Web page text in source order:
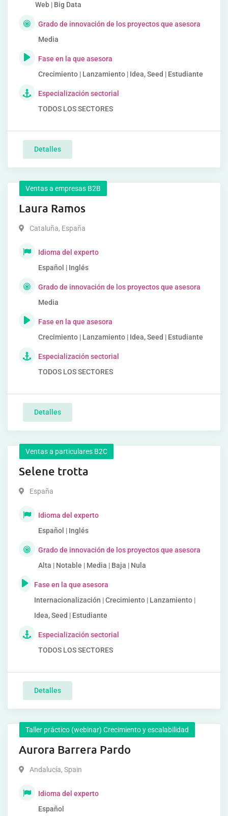
Web | Big Data
Grado de innovación de los proyectos que asesora
Media
Fase en la que asesora
Crecimiento | Lanzamiento | Idea, Seed | Estudiante
Especialización sectorial
TODOS LOS SECTORES
Detalles
Ventas a empresas B2B
Laura Ramos
Cataluña, España
Idioma del experto
Español | Inglés
Grado de innovación de los proyectos que asesora
Media
Fase en la que asesora
Crecimiento | Lanzamiento | Idea, Seed | Estudiante
Especialización sectorial
TODOS LOS SECTORES
Detalles
Ventas a particulares B2C
Selene trotta
España
Idioma del experto
Español | Inglés
Grado de innovación de los proyectos que asesora
Alta | Notable | Media | Baja | Nula
Fase en la que asesora
Internacionalización | Crecimiento | Lanzamiento |
Idea, Seed | Estudiante
Especialización sectorial
TODOS LOS SECTORES
Detalles
Taller práctico (webinar) Crecimiento y escalabilidad
Aurora Barrera Pardo
Andalucía, Spain
Idioma del experto
Español